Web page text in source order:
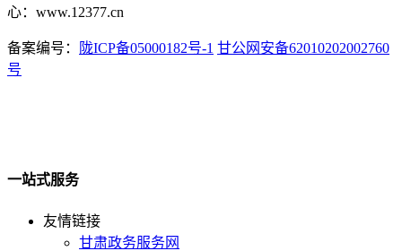
心：www.12377.cn
备案编号： 陇ICP备05000182号-1 甘公网安备62010202002760
号
一站式服务
友情链接
甘肃政务服务网